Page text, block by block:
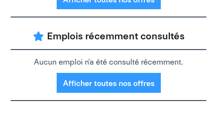
Emplois récemment consultés
Aucun emploi n'a été consulté récemment.
Afficher toutes nos offres